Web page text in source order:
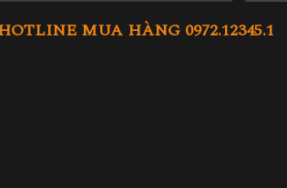
MUA HÀNG 0972.12345.1